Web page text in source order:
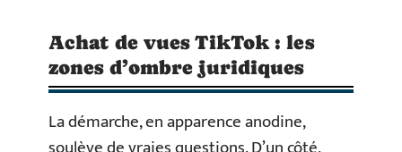
Achat de vues TikTok : les
zones d’ombre juridiques
La démarche, en apparence anodine,